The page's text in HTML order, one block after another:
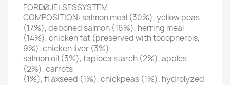
FORDØJELSESSYSTEM.
COMPOSITION: salmon meal (30%), yellow peas
(17%), deboned salmon (16%), herring meal
(14%), chicken fat (preserved with tocopherols,
9%), chicken liver (3%),
salmon oil (3%), tapioca starch (2%), apples
(2%), carrots
(1%), fl axseed (1%), chickpeas (1%), hydrolyzed